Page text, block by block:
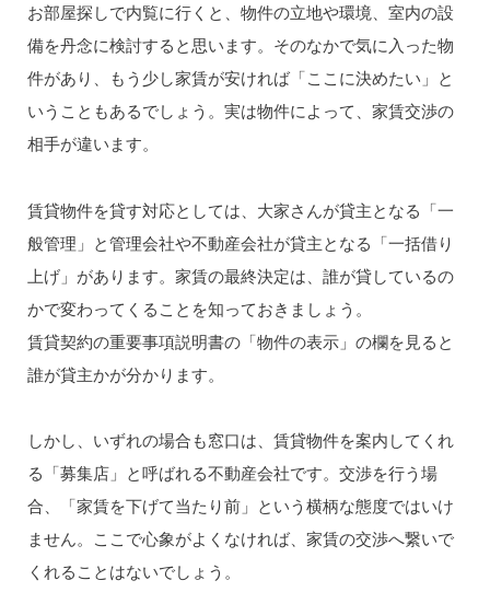
お部屋探しで内覧に行くと、物件の立地や環境、室内の設
備を丹念に検討すると思います。そのなかで気に入った物
件があり、もう少し家賃が安ければ「ここに決めたい」と
いうこともあるでしょう。実は物件によって、家賃交渉の
相手が違います。
賃貸物件を貸す対応としては、大家さんが貸主となる「一
般管理」と管理会社や不動産会社が貸主となる「一括借り
上げ」があります。家賃の最終決定は、誰が貸しているの
かで変わってくることを知っておきましょう。
賃貸契約の重要事項説明書の「物件の表示」の欄を見ると
誰が貸主かが分かります。
しかし、いずれの場合も窓口は、賃貸物件を案内してくれ
る「募集店」と呼ばれる不動産会社です。交渉を行う場
合、「家賃を下げて当たり前」という横柄な態度ではいけ
ません。ここで心象がよくなければ、家賃の交渉へ繋いで
くれることはないでしょう。